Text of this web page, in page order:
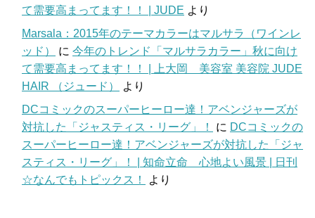
て需要高まってます！！ | JUDE より
Marsala：2015年のテーマカラーはマルサラ（ワインレ
ッド）
に 今年のトレンド「マルサラカラー」秋に向け
て需要高まってます！！ | 上大岡 美容室 美容院 JUDE
HAIR （ジュード）
より
DCコミックのスーパーヒーロー達！アベンジャーズが
対抗した「ジャスティス・リーグ」！
に DCコミックの
スーパーヒーロー達！アベンジャーズが対抗した「ジャ
スティス・リーグ」！ | 知命立命 心地よい風景 | 日刊
☆なんでもトピックス！
より